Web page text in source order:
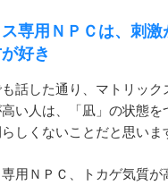
専用ＮＰＣは、刺激
好き
話した通り、マトリック
高い人は、「凪」の状態
しくないことだと思いま
用ＮＰＣ、トカゲ気質が